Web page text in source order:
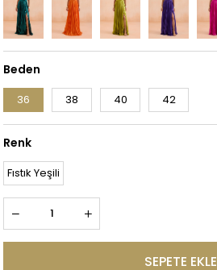
Beden
36 38 40 42
Renk
Fıstık Yeşili